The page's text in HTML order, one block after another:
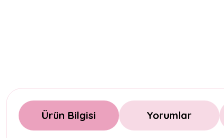
Ürün Bilgisi Yorumlar